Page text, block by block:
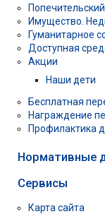
Имущество.
Гуманитарное
Доступная
Акции
Наши дети
Бесплатная
Награждение
Профилактика
Нормативные
Сервисы
Карта сайта